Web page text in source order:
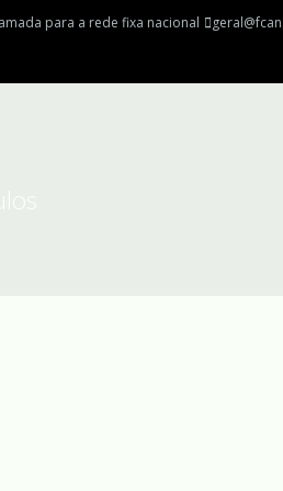
para a rede fixa nacional